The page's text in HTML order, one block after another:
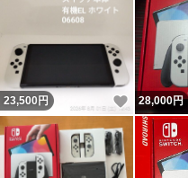
23,500 円 いいね！
28,000円